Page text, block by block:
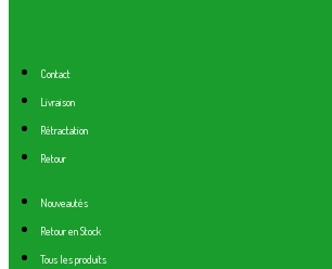
Contact
Livraison
Rétractation
Retour
Nouveautés
Retour en Stock
Tous les produits